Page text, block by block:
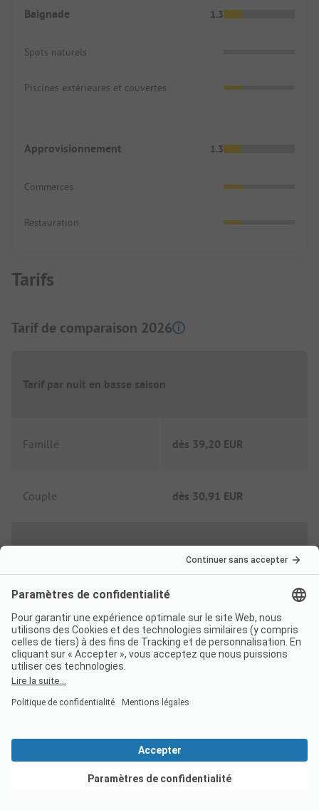
Baignade 1.3
Spots naturels
Piscines extérieures et couvertes
Approvisionnement 1.3
Commerces
Restauration
Tarifs
Tarif de comparaison 2026
Tarif par nuit en basse saison
Famille dès 39,20 EUR
Couple dès 30,91 EUR
Taxe de séjour Inclus
Wi-Fi
Non inclus
Voir les offres